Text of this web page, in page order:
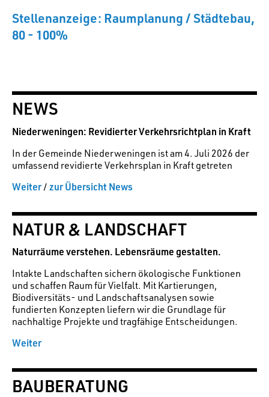
Stellenanzeige: Raumplanung / Städtebau,
80 - 100%
NEWS
Niederweningen: Revidierter Verkehrsrichtplan in Kraft
In der Gemeinde Niederweningen ist am 4. Juli 2026 der
umfassend revidierte Verkehrsplan in Kraft getreten
Weiter/ zur Übersicht News
NATUR & LANDSCHAFT
Naturräume verstehen. Lebensräume gestalten.
Intakte Landschaften sichern ökologische Funktionen
und schaffen Raum für Vielfalt. Mit Kartierungen,
Biodiversitäts- und Landschaftsanalysen sowie
fundierten Konzepten liefern wir die Grundlage für
nachhaltige Projekte und tragfähige Entscheidungen.
Weiter
BAUBERATUNG